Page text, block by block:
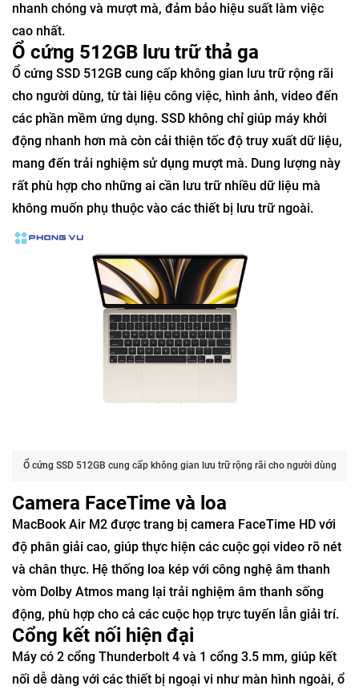
nhanh chóng và mượt mà, đảm bảo hiệu suất làm việc
cao nhất.
Ổ cứng 512GB lưu trữ thả ga
Ổ cứng SSD 512GB cung cấp không gian lưu trữ rộng rãi
cho người dùng, từ tài liệu công việc, hình ảnh, video đến
các phần mềm ứng dụng. SSD không chỉ giúp máy khởi
động nhanh hơn mà còn cải thiện tốc độ truy xuất dữ liệu,
mang đến trải nghiệm sử dụng mượt mà. Dung lượng này
rất phù hợp cho những ai cần lưu trữ nhiều dữ liệu mà
không muốn phụ thuộc vào các thiết bị lưu trữ ngoài.
Ổ cứng SSD 512GB cung cấp không gian lưu trữ rộng rãi cho người dùng
Camera FaceTime và loa
MacBook Air M2 được trang bị camera FaceTime HD với
độ phân giải cao, giúp thực hiện các cuộc gọi video rõ nét
và chân thực. Hệ thống loa kép với công nghệ âm thanh
vòm Dolby Atmos mang lại trải nghiệm âm thanh sống
động, phù hợp cho cả các cuộc họp trực tuyến lẫn giải trí.
Cổng kết nối hiện đại
Máy có 2 cổng Thunderbolt 4 và 1 cổng 3.5 mm, giúp kết
nối dễ dàng với các thiết bị ngoại vi như màn hình ngoài, ổ